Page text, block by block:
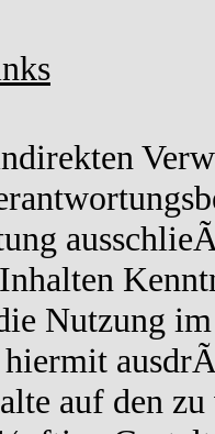
Nutzung
auf den